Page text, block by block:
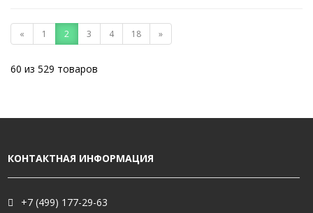
« 1 2 3 4 18 »
60 из 529 товаров
КОНТАКТНАЯ ИНФОРМАЦИЯ
+7 (499) 177-29-63